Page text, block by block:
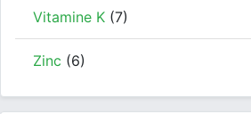
Vitamine K (7)
Zinc (6)